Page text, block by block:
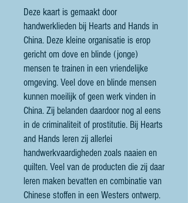
Deze kaart is gemaakt door
handwerklieden bij Hearts and Hands in
China. Deze kleine organisatie is erop
gericht om dove en blinde (jonge)
mensen te trainen in een vriendelijke
omgeving. Veel dove en blinde mensen
kunnen moeilijk of geen werk vinden in
China. Zij belanden daardoor nog al eens
in de criminaliteit of prostitutie. Bij Hearts
and Hands leren zij allerlei
handwerkvaardigheden zoals naaien en
quilten. Veel van de producten die zij daar
leren maken bevatten en combinatie van
Chinese stoffen in een Westers ontwerp.